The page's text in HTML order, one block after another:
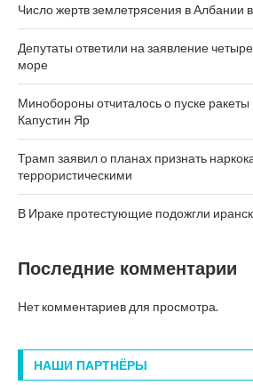
Число жертв землетрясения в Албании
Депутаты ответили на заявление
море
Минобороны отчиталось о пуске ракеты
Капустин Яр
Трамп заявил о планах признать
террористическими
В Ираке протестующие подожгли
Последние комментарии
Нет комментариев для просмотра.
НАШИ ПАРТНЁРЫ